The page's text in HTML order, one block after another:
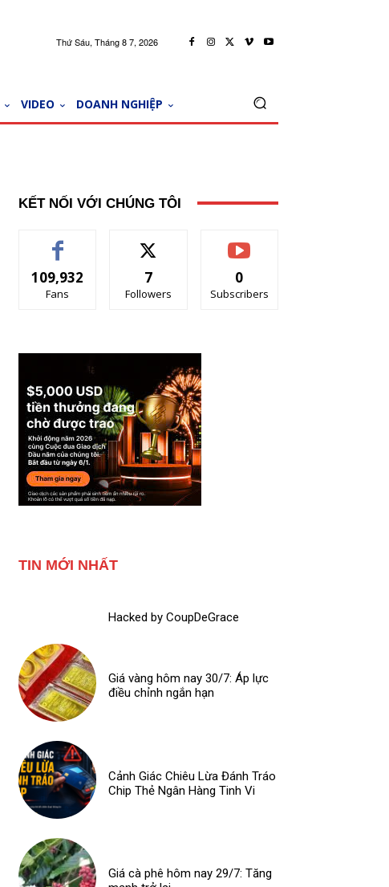
Thứ Sáu, Tháng 8 7, 2026
VIDEO DOANH NGHIỆP
KẾT NỐI VỚI CHÚNG TÔI
109,932
Fans
7
Followers
0
Subscribers
TIN MỚI NHẤT
Hacked by CoupDeGrace
Giá vàng hôm nay 30/7: Áp lực
điều chỉnh ngắn hạn
Cảnh Giác Chiêu Lừa Đánh Tráo
Chip Thẻ Ngân Hàng Tinh Vi
Giá cà phê hôm nay 29/7: Tăng